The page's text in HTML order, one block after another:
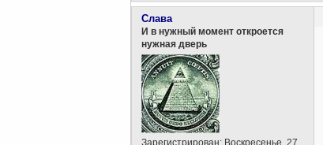
Слава
И в нужный момент откроется
нужная дверь
Зарегистрирован: Воскресенье, 27